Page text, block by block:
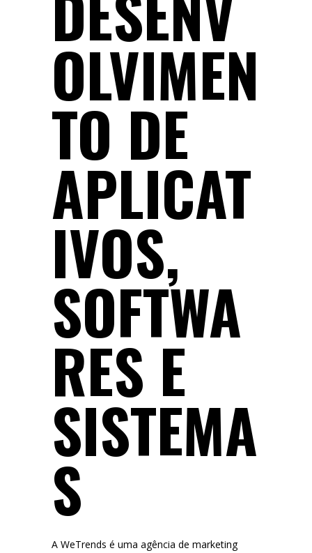
OLVIMEN
TO DE
APLICAT
IVOS,
SOFTWA
RES E
SISTEMA
S
A WeTrends é uma agência de marketing